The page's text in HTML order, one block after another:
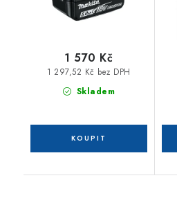
Skladem
1 297,52 Kč bez DPH
1 570 Kč